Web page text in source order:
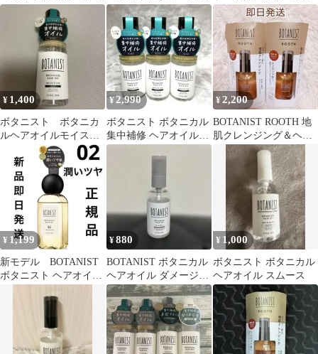
アー＆ジャスミン
ア 80ml 2本セット
イル スムース 3本セ
ット
¥ 1,400
ボタニスト ボタニカ
ルヘアオイルモイス
ト アプリコットとロ
ーズの香り
¥ 2,990
ボタニスト ボタニカル
集中補修 ヘアオイル
200ml 3本セット
¥2,200
BOTANIST ROOTH 地
肌クレンジング＆ヘア
オイル 【2個】
¥ 1,199
新モデル BOTANIST
ボタニスト ヘアオイル
¥880
BOTANIST ボタニカル
ヘアオイル ダメージケ
ア 80ml
¥ 1,000
ボタニスト ボタニカル
ヘアオイル スムース